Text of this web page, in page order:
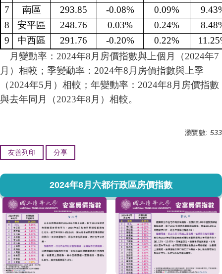
7
南區 293.85 -0.08% 0.09%
8
安平區 248.76 0.03% 0.24%
9
中西區 291.76 -0.20% 0.22%
月變動率：2024年8月房價指數與上個月（2024年7
月）相較；季變動率：2024年8月房價指數與上季
（2024年5月）相較；年變動率：2024年8月房價指數
與去年同月（2023年8月）相較。
瀏覽數: 533
友善列印 分享
2024年8月六都行政區房價指數